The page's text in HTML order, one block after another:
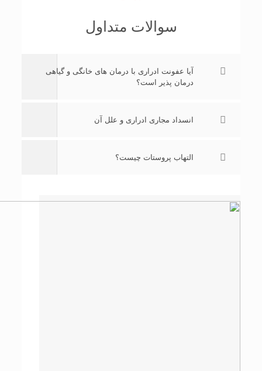
سوالات متداول
آیا عفونت ادرارى با درمان هاى خانگى و گیاهى
درمان پذیر است؟
انسداد مجاری ادراری‌ و علل آن
التهاب پروستات چیست؟